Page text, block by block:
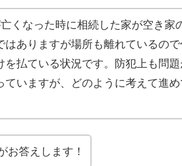
くなった時に相続した家が空き家
はありますが場所も離れているの
を払ている状況です。防犯上も問
ていますが、どのように考えて進
お答えします！